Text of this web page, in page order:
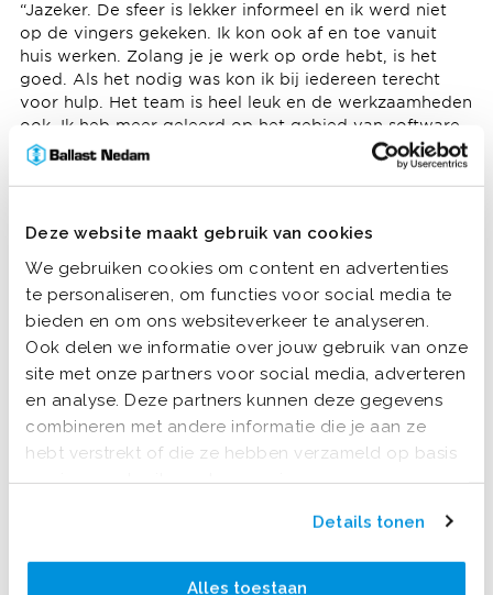
Deze website maakt gebruik van cookies
We gebruiken cookies om content en advertenties
te personaliseren, om functies voor social media te
bieden en om ons websiteverkeer te analyseren.
Ook delen we informatie over jouw gebruik van onze
site met onze partners voor social media, adverteren
en analyse. Deze partners kunnen deze gegevens
combineren met andere informatie die je aan ze
hebt verstrekt of die ze hebben verzameld op basis
van jouw gebruik van hun services.
Details tonen
Alles toestaan
“Jazeker. De sfeer is lekker informeel en ik werd niet
op de vingers gekeken.
Ik kon ook af en toe vanuit
huis werken.
Zolang je je werk op orde hebt, is het
goed. Als het nodig was kon ik bij iedereen terecht
voor hulp. Het team is heel leuk en de werkzaamheden
ook. Ik heb meer geleerd op het gebied van software
dan ik van tevoren had verwacht.
Na de eerste stage
ben ik blijven hangen als werkstudent. Daarna heb ik
Hoe is het om nu als medewerker bij Ballast Nedam te
werken?
“Het grootste verschil is dat er nu meer
verantwoordelijkheid op m’n schouders ligt dan tijdens
mijn stage. Wat niet veranderd is, is de mogelijkheid
om te groeien. Er wordt gekeken naar je interesses en
leerdoelen, zodat je leidinggevende en collega’s
hierop in kunnen spelen. Zo draag je elke dag bij aan
Hoe ziet jouw groeipad bij Ballast Nedam eruit?